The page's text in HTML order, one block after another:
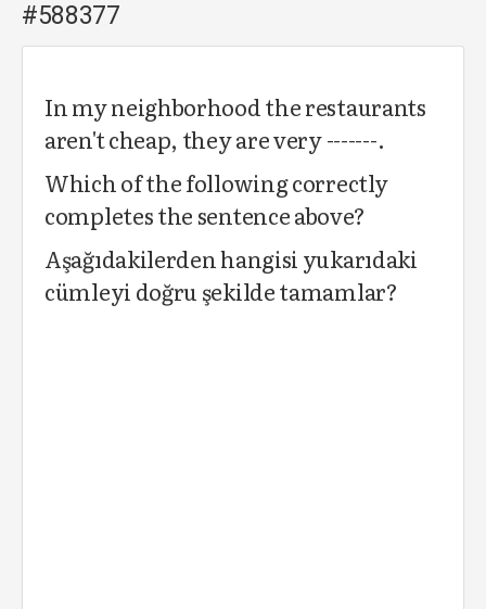
#588377
In my neighborhood the restaurants
aren't cheap, they are very -------.
Which of the following correctly
completes the sentence above?
Aşağıdakilerden hangisi yukarıdaki
cümleyi doğru şekilde tamamlar?